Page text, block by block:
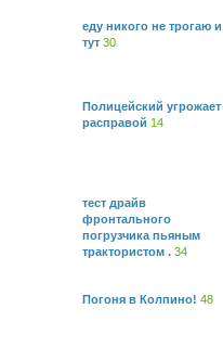
еду никого не трогаю и
тут 30
Полицейский угрожает
расправой 14
тест драйв
фронтального
погрузчика пьяным
трактористом . 34
Погоня в Колпино! 48